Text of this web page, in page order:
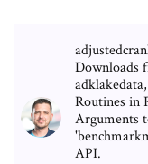
Downloads
Routines in
Arguments
API.